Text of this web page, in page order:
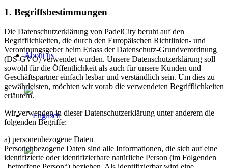
About us
1. Begriffsbestimmungen
Die Datenschutzerklärung von PadelCity beruht auf den
Begrifflichkeiten, die durch den Europäischen Richtlinien- und
Verordnungsgeber beim Erlass der Datenschutz-Grundverordnung
(DS-GVO) verwendet wurden. Unsere Datenschutzerklärung soll
sowohl für die Öffentlichkeit als auch für unsere Kunden und
Geschäftspartner einfach lesbar und verständlich sein. Um dies zu
gewährleisten, möchten wir vorab die verwendeten Begrifflichkeiten
erläutern.
Wir verwenden in dieser Datenschutzerklärung unter anderem die
folgenden Begriffe:
a) personenbezogene Daten
Personenbezogene Daten sind alle Informationen, die sich auf eine
identifizierte oder identifizierbare natürliche Person (im Folgenden